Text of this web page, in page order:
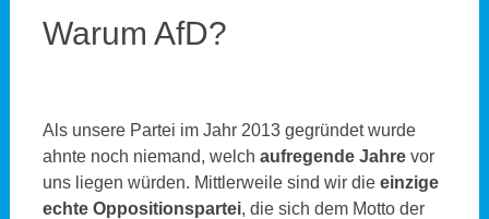
Warum AfD?
Als unsere Partei im Jahr 2013 gegründet wurde
ahnte noch niemand, welch aufregende Jahre vor
uns liegen würden. Mittlerweile sind wir die einzige
echte Oppositionspartei, die sich dem Motto der